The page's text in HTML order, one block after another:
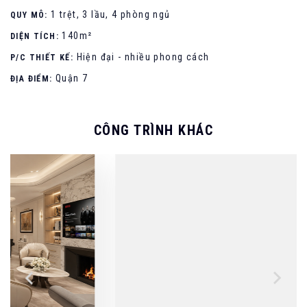
QUY MÔ:1 trệt, 3 lầu, 4 phòng ngủ
DIỆN TÍCH: 140m²
P/C THIẾT KẾ: Hiện đại - nhiều phong cách
ĐỊA ĐIỂM: Quận 7
CÔNG TRÌNH KHÁC